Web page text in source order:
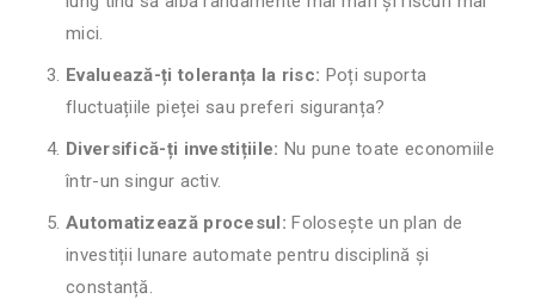
mici.
Evaluează-ți toleranța la risc: Poți suporta
fluctuațiile pieței sau preferi siguranța?
Diversifică-ți investițiile: Nu pune toate economiile
într-un singur activ.
Automatizează procesul: Folosește un plan de
investiții lunare automate pentru disciplină și
constanță.